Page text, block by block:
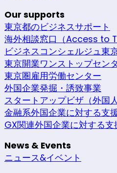
Our supports
東京都のビジネスサポート
海外相談窓口（Access to
ビジネスコンシェルジュ東
東京開業ワンストップセン
東京圏雇用労働センター
外国企業発掘・誘致事業
スタートアップビザ（外国
金融系外国企業に対する支
GX関連外国企業に対する
News & Events
ニュース&イベント